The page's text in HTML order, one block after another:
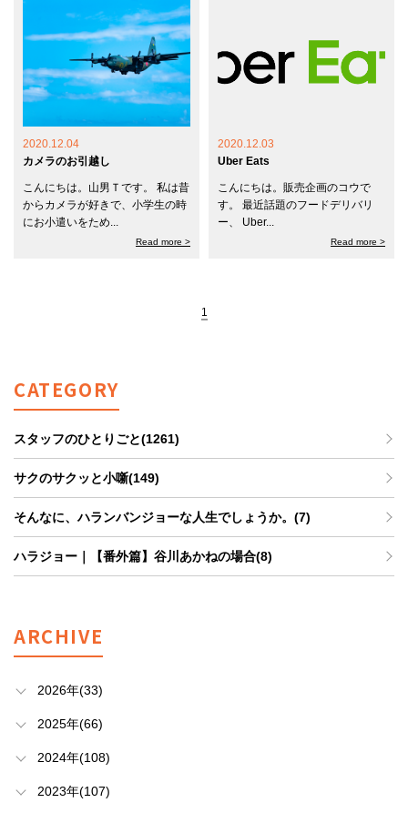
2020.12.04
カメラのお引越し
こんにちは。山男Ｔです。 私は昔
からカメラが好きで、小学生の時
にお小遣いをため...
Read more >
2020.12.03
Uber Eats
こんにちは。販売企画のコウで
す。 最近話題のフードデリバリ
ー、 Uber...
Read more >
CATEGORY
スタッフのひとりごと(1261)
サクのサクッと小噺(149)
そんなに、ハランバンジョーな人生でしょうか。(7)
ハラジョー｜【番外篇】谷川あかねの場合(8)
ARCHIVE
2026年(33)
2025年(66)
2024年(108)
2023年(107)
1